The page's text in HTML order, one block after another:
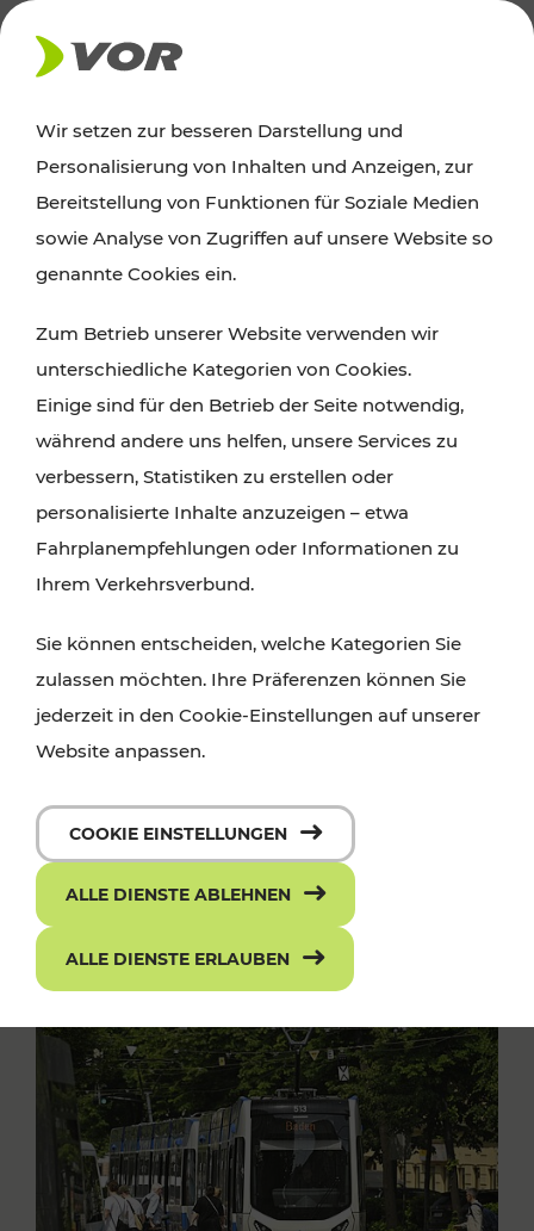
AKTUELLES
News
Alle wichtigen Meldungen zu Fahrplanänderungen,
finden Sie hier im Überblick.
Wir setzen zur besseren Darstellung und
Personalisierung von Inhalten und Anzeigen, zur
Bereitstellung von Funktionen für Soziale Medien
sowie Analyse von Zugriffen auf unsere Website so
genannte Cookies ein.
Zum Betrieb unserer Website verwenden wir
unterschiedliche Kategorien von Cookies.
Einige sind für den Betrieb der Seite notwendig,
während andere uns helfen, unsere Services zu
verbessern, Statistiken zu erstellen oder
personalisierte Inhalte anzuzeigen – etwa
Fahrplanempfehlungen oder Informationen zu
Ihrem Verkehrsverbund.
Sie können entscheiden, welche Kategorien Sie
zulassen möchten. Ihre Präferenzen können Sie
jederzeit in den Cookie-Einstellungen auf unserer
Website anpassen.
COOKIE EINSTELLUNGEN
ALLE DIENSTE ABLEHNEN
ALLE DIENSTE ERLAUBEN